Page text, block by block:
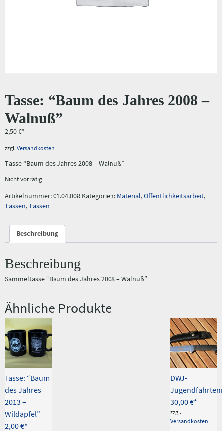
Tasse: “Baum des Jahres 2008 –
Walnuß”
2,50€
zzgl. Versandkosten
Tasse “Baum des Jahres 2008 – Walnuß”
Nicht vorrätig
Artikelnummer:01.04.008 Kategorien: Material,Öffentlichkeitsarbeit,
Tassen,Tassen
Beschreibung
Beschreibung
Sammeltasse “Baum des Jahres 2008 – Walnuß”
Ähnliche Produkte
Tasse: “Baum
des Jahres
2013 –
Wildapfel”
2,00€
DWJ-
30,00€
zzgl.
Versandkosten